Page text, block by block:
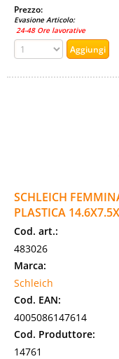
Prezzo:
Evasione Articolo:
24-48 Ore lavorative
SCHLEICH
PLASTICA
Cod. art.:
483026
Marca:
Schleich
Cod. EAN:
4005086147614
Cod. Produttore:
14761